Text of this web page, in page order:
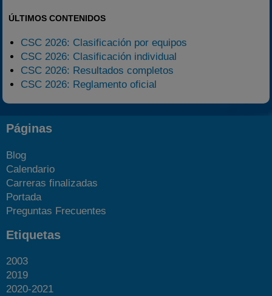
ÚLTIMOS CONTENIDOS
CSC 2026: Clasificación por equipos
CSC 2026: Clasificación individual
CSC 2026: Resultados completos
CSC 2026: Reglamento oficial
Páginas
Blog
Calendario
Carreras finalizadas
Portada
Preguntas Frecuentes
Etiquetas
2003
2019
2020-2021